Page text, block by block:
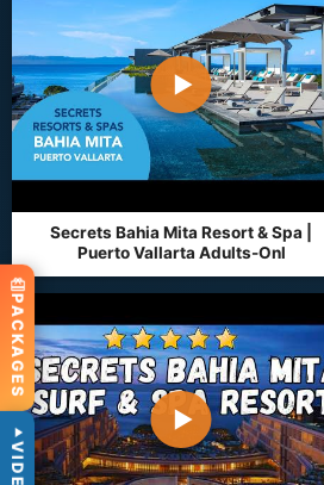
▶
Secrets Bahia Mita Resort & Spa |
Puerto Vallarta Adults-Onl
▶
PACKAGES